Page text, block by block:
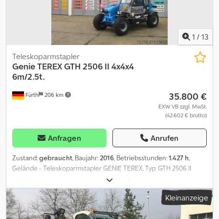
1 / 13
Fürth 206 km
Teleskoparmstapler
GenieTEREX GTH 2506 II 4x4x4
6m/2.5t.
35.800 €
EXW VB zzgl. MwSt.
(42.602 € brutto)
Anfragen Anrufen
Zustand:gebraucht, Baujahr: 2016, Betriebsstunden:1.427 h,
Gelände - Teleskoparmstapler GENIE TEREX, Typ: GTH 2506 II
4x4x4, Ersteinsatz: 2017, BAUHÖHE NUR ca. 1.940 mm !! (Breite nur
ca. 1.890 mm), HUBKRAFT: 2.500 kg, HUBHÖHE: 5.78 m, LANGE
LADEGABELN (Gabellänge: 1.200 mm / Breite Gabelaufnahme:
1.200 mm), ZUSATZHYDRAULIK, HYDRAULISCHER
Kleinanzeige